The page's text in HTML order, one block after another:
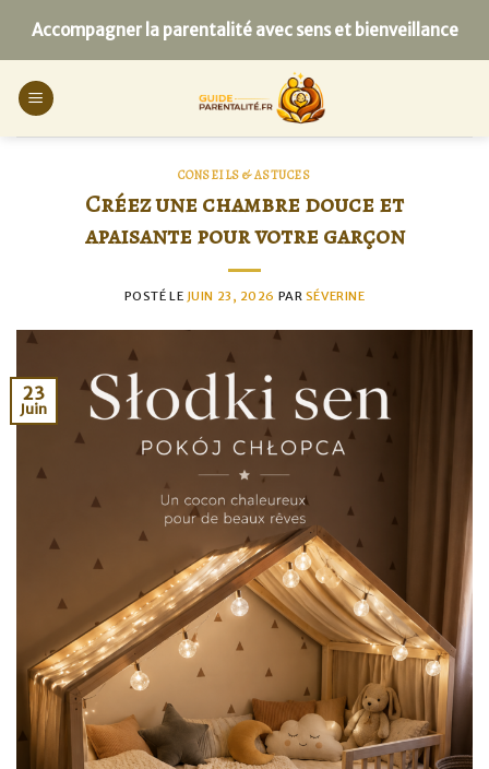
content
Accompagner la parentalité avec sens et bienveillance
CONSEILS & ASTUCES
Créez une chambre douce et
apaisante pour votre garçon
POSTÉ LE JUIN 23, 2026 PAR SÉVERINE
23
Juin